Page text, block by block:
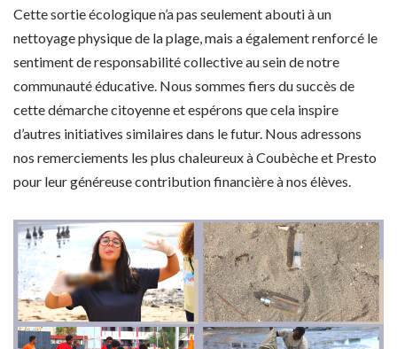
Cette sortie écologique n’a pas seulement abouti à un
nettoyage physique de la plage, mais a également renforcé le
sentiment de responsabilité collective au sein de notre
communauté éducative. Nous sommes fiers du succès de
cette démarche citoyenne et espérons que cela inspire
d’autres initiatives similaires dans le futur. Nous adressons
nos remerciements les plus chaleureux à Coubèche et Presto
pour leur généreuse contribution financière à nos élèves.